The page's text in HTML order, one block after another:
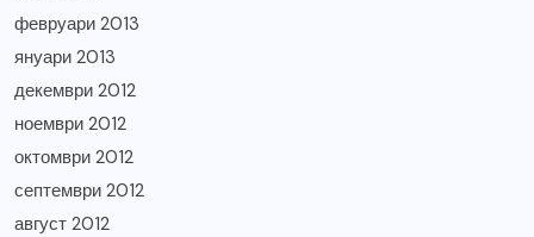
февруари 2013
януари 2013
декември 2012
ноември 2012
октомври 2012
септември 2012
август 2012